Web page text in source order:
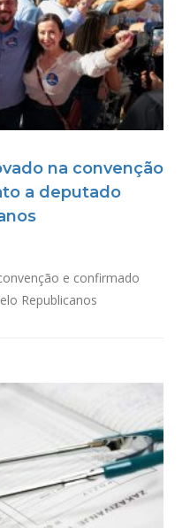
na convenção
a deputado
e confirmado
Republicanos